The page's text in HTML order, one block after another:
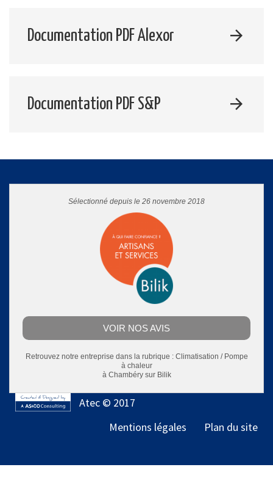
Documentation PDF Alexor
Documentation PDF S&P
Sélectionné depuis le 26 novembre 2018
VOIR NOS AVIS
Retrouvez notre entreprise dans la rubrique : Climatisation / Pompe
à chaleur
à Chambérysur Bilik
Atec © 2017
Mentions légales
Plan du site